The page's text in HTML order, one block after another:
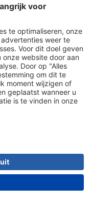
hebben we de
functies zoals
app kunnen het
leven van de
die
maar
individuele
en de
audicien hebben